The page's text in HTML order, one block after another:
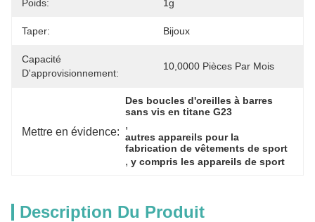
Poids: 1g
Taper: Bijoux
Capacité
D'approvisionnement:
10,0000 Pièces Par Mois
Mettre en évidence:
Des boucles d'oreilles à barres
sans vis en titane G23
,
autres appareils pour la
fabrication de vêtements de sport
, y compris les appareils de sport
Description Du Produit